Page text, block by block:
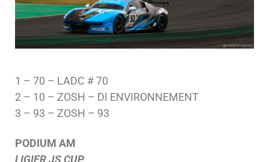
1 – 70 – LADC # 70
2 – 10 – ZOSH – DI ENVIRONNEMENT
3 – 93 – ZOSH – 93
PODIUM AM
LIGIER JS CUP